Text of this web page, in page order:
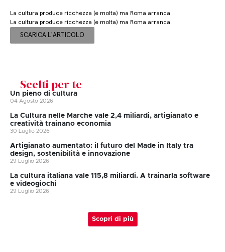
La cultura produce ricchezza (e molta) ma Roma arranca
La cultura produce ricchezza (e molta) ma Roma arranca
SCARICA L'ARTICOLO
Scelti per te
Un pieno di cultura
04 Agosto 2026
La Cultura nelle Marche vale 2,4 miliardi, artigianato e
creatività trainano economia
30 Luglio 2026
Artigianato aumentato: il futuro del Made in Italy tra
design, sostenibilità e innovazione
29 Luglio 2026
La cultura italiana vale 115,8 miliardi. A trainarla software
e videogiochi
29 Luglio 2026
Scopri di più